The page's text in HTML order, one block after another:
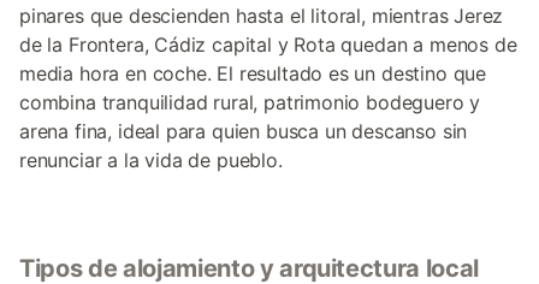
pinares que descienden hasta el litoral, mientras Jerez
de la Frontera, Cádiz capital y Rota quedan a menos de
media hora en coche. El resultado es un destino que
combina tranquilidad rural, patrimonio bodeguero y
arena fina, ideal para quien busca un descanso sin
renunciar a la vida de pueblo.
Tipos de alojamiento y arquitectura local